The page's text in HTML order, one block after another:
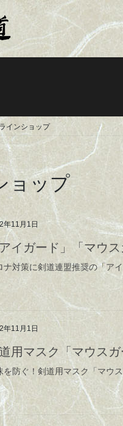
インショップ
ョップ
年11月1日
イガード」「マウス
ナ対策に剣道連盟推奨の「ア
年11月1日
用マスク「マウスガ
を防ぐ！剣道用マスク「マウ